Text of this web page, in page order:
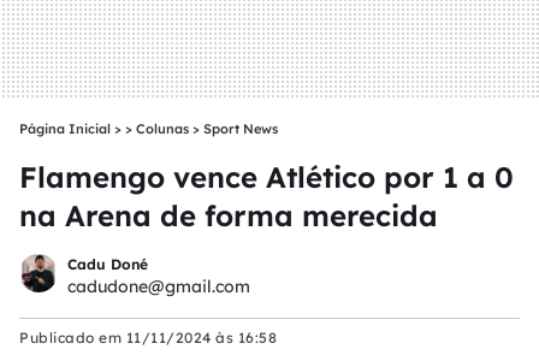
Página Inicial > Colunas > Sport News
Flamengo vence Atlético por 1 a 0
na Arena de forma merecida
Cadu Doné
cadudone@gmail.com
Publicado em 11/11/2024 às 16:58